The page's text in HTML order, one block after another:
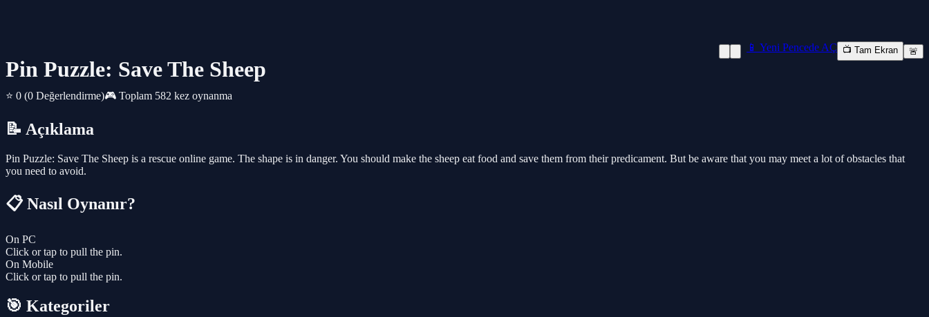
Pin Puzzle: Save The Sheep
⭐ 0 (0 Değerlendirme)🎮 Toplam 582 kez oynanma
📱 Yeni Pencede AÇ 📺 Tam Ekran 🚨
📝 Açıklama
Pin Puzzle: Save The Sheep is a rescue online game. The shape is in danger. You should make the sheep eat food and save them from their predicament. But be aware that you may meet a lot of obstacles that
you need to avoid.
📋 Nasıl Oynanır?
On PC
Click or tap to pull the pin.
On Mobile
Click or tap to pull the pin.
🎯 Kategoriler